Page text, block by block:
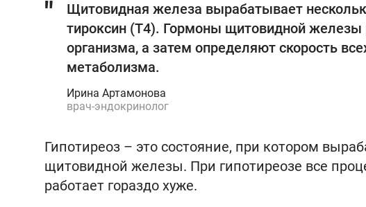
Щитовидная железа вырабатывает
тироксин (Т4). Гормоны щитовидной железы
организма, а затем определяют скорость
метаболизма.
Ирина Артамонова
врач-эндокринолог
Гипотиреоз – это состояние, при котором
щитовидной железы. При гипотиреозе все
работает гораздо хуже.